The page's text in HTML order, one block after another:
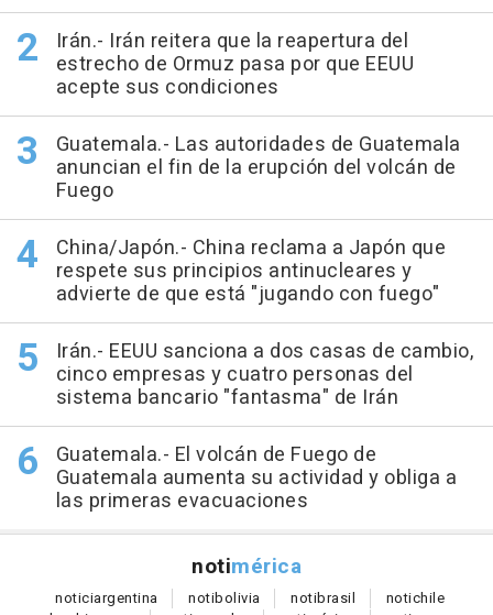
Irán.- Irán reitera que la reapertura del
estrecho de Ormuz pasa por que EEUU
acepte sus condiciones
Guatemala.- Las autoridades de Guatemala
anuncian el fin de la erupción del volcán de
Fuego
China/Japón.- China reclama a Japón que
respete sus principios antinucleares y
advierte de que está "jugando con fuego"
Irán.- EEUU sanciona a dos casas de cambio,
cinco empresas y cuatro personas del
sistema bancario "fantasma" de Irán
Guatemala.- El volcán de Fuego de
Guatemala aumenta su actividad y obliga a
las primeras evacuaciones
notimérica
noticiargentina notibolivia notibrasil notichile